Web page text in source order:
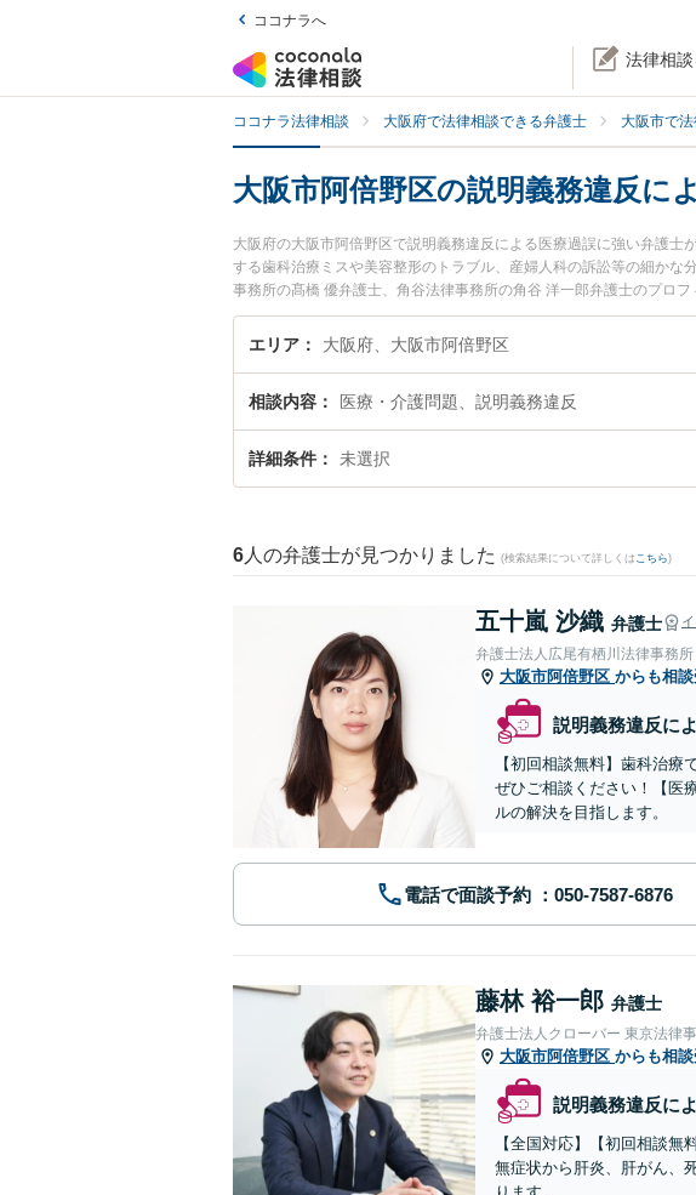
ココナラへ
法律相
ココナラ法律相談 大阪府で法律相談できる弁護士 大阪市で
大阪市阿倍野区の説明義務違反に
大阪府の大阪市阿倍野区で説明義務違反による医療過誤に強い弁護
する歯科治療ミスや美容整形のトラブル、産婦人科の訴訟等の細か
事務所の髙橋 優弁護士、角谷法律事務所の角谷 洋一郎弁護士のプロ
務違反による医療過誤のトラブルを今すぐに弁護士に相談したい』
義務違反による医療過誤を法律相談できる大阪市阿倍野区内の弁護
エリア 大阪府、大阪市阿倍野区
相談内容 医療・介護問題、説明義務違反
詳細条件 未選択
6 人の弁護士が見つかりました (検索結果について詳しくは こちら)
五十嵐 沙織 弁護士
弁護士法人広尾有栖川法律事務所
大阪市阿倍野区 からも相
説明義務違反に
【初回相談無料】歯科治
ぜひご相談ください！【医
ルの解決を目指します。
電話で面談予約
藤林 裕一郎 弁護士
弁護士法人クローバー 東京法律
大阪市阿倍野区 からも相
説明義務違反に
【全国対応】【初回相談無
無症状から肝炎、肝がん、